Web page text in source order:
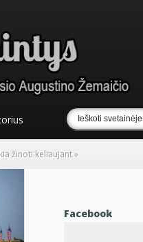
žinoti keliaujant»
Facebook